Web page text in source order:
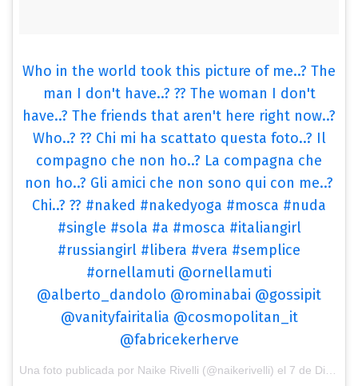
Who in the world took this picture of me..? The
man I don't have..? ?? The woman I don't
have..? The friends that aren't here right now..?
Who..? ?? Chi mi ha scattato questa foto..? Il
compagno che non ho..? La compagna che
non ho..? Gli amici che non sono qui con me..?
Chi..? ?? #naked #nakedyoga #mosca #nuda
#single #sola #a #mosca #italiangirl
#russiangirl #libera #vera #semplice
#ornellamuti @ornellamuti
@alberto_dandolo @rominabai @gossipit
@vanityfairitalia @cosmopolitan_it
@fabricekerherve
Una foto publicada por Naike Rivelli (@naikerivelli) el 7 de Dic de 2016 a la(s) 1:38 PST